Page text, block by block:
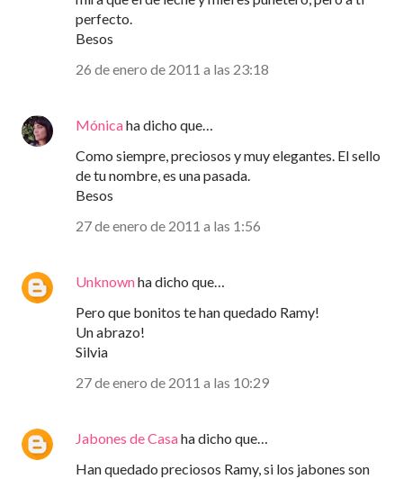
perfecto.
Besos
26 de enero de 2011 a las 23:18
Mónicaha dicho que…
Como siempre, preciosos y muy elegantes. El sello
de tu nombre, es una pasada.
Besos
27 de enero de 2011 a las 1:56
Unknownha dicho que…
Pero que bonitos te han quedado Ramy!
Un abrazo!
Silvia
27 de enero de 2011 a las 10:29
Jabones de Casaha dicho que…
Han quedado preciosos Ramy, si los jabones son